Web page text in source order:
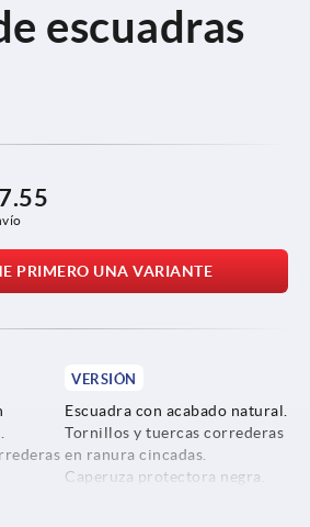
escuadras
PRIMERO UNA VARIANTE
VERSIÓN
Escuadra con acabado natural.
Tornillos y tuercas correderas
en ranura cincadas.
Caperuza protectora negra.